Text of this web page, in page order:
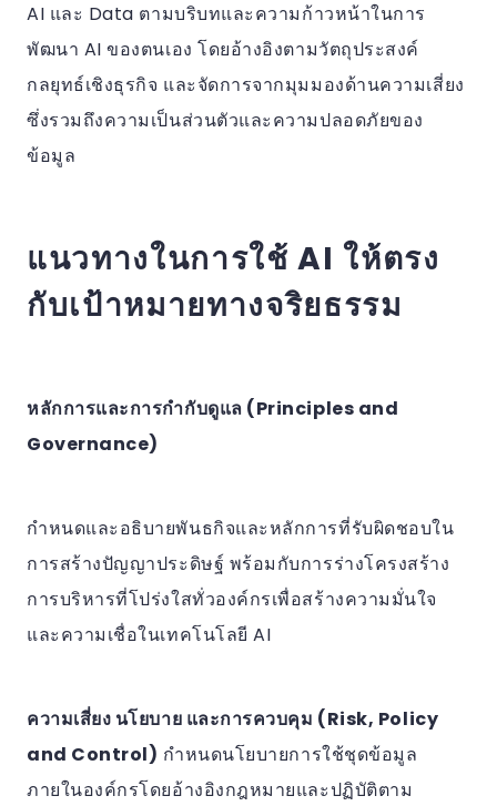
AI และ Data ตามบริบทและความก้าวหน้าในการ
พัฒนา AI ของตนเอง โดยอ้างอิงตามวัตถุประสงค์
กลยุทธ์เชิงธุรกิจ และจัดการจากมุมมองด้านความเสี่ยง
ซึ่งรวมถึงความเป็นส่วนตัวและความปลอดภัยของ
ข้อมูล
แนวทางในการใช้ AI ให้ตรง
กับเป้าหมายทางจริยธรรม
หลักการและการกำกับดูแล (Principles and
Governance)
กำหนดและอธิบายพันธกิจและหลักการที่รับผิดชอบใน
การสร้างปัญญาประดิษฐ์ พร้อมกับการร่างโครงสร้าง
การบริหารที่โปร่งใสทั่วองค์กรเพื่อสร้างความมั่นใจ
และความเชื่อในเทคโนโลยี AI
ความเสี่ยง นโยบาย และการควบคุม (Risk, Policy
and Control) กำหนดนโยบายการใช้ชุดข้อมูล
ภายในองค์กรโดยอ้างอิงกฎหมายและปฏิบัติตาม